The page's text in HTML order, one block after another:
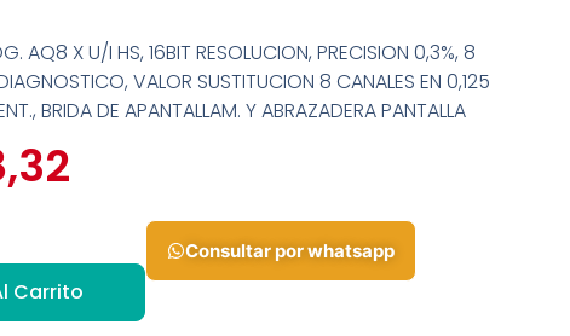
AQ8 X U/I HS, 16BIT RESOLUCION, PRECISION 0,3%, 8
VALOR SUSTITUCION 8 CANALES EN 0,125
BRIDA DE APANTALLAM. Y ABRAZADERA PANTALLA
Carrito
Consultar por whatsapp